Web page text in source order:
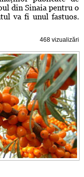
din Sinaia pentru o
va fi unul fastuos.
468 vizualizări